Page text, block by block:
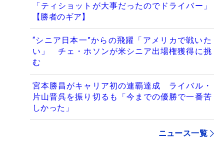
「ティショットが大事だったのでドライバー」
【勝者のギア】
“シニア日本一”からの飛躍「アメリカで戦いた
い」 チェ・ホソンが米シニア出場権獲得に挑
む
宮本勝昌がキャリア初の連覇達成 ライバル・
片山晋呉を振り切るも「今までの優勝で一番苦
しかった」
ニュース一覧